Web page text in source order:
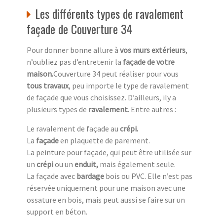
Les différents types de ravalement
façade de Couverture 34
Pour donner bonne allure à vos murs extérieurs,
n’oubliez pas d’entretenir la façade de votre
maison.Couverture 34 peut réaliser pour vous
tous travaux, peu importe le type de ravalement
de façade que vous choisissez. D’ailleurs, ily a
plusieurs types de ravalement. Entre autres :
Le ravalement de façade au crépi.
La façadeen plaquette de parement.
La peinture pour façade, qui peut être utilisée sur
un crépiou un enduit, mais également seule.
La façade avec bardage bois ou PVC. Elle n’est pas
réservée uniquement pour une maison avec une
ossature en bois, mais peut aussi se faire sur un
support en béton.